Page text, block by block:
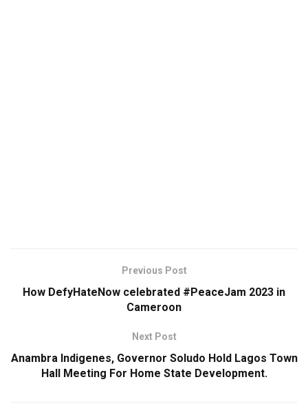
Previous Post
How DefyHateNow celebrated #PeaceJam 2023 in
Cameroon
Next Post
Anambra Indigenes, Governor Soludo Hold Lagos Town
Hall Meeting For Home State Development.